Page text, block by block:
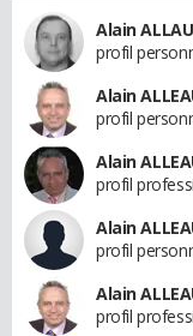
Alain
profil
Alain
profil
Alain
profil
Alain
profil
Alain
profil